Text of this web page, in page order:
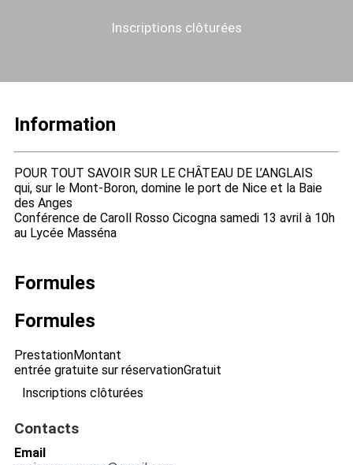
Inscriptions clôturées
Information
POUR TOUT SAVOIR SUR LE CHÂTEAU DE L’ANGLAIS
qui, sur le Mont-Boron, domine le port de Nice et la Baie
des Anges
Conférence de Caroll Rosso Cicogna samedi 13 avril à 10h
au Lycée Masséna
Formules
Formules
PrestationMontant
entrée gratuite sur réservationGratuit
Inscriptions clôturées
Contacts
Email